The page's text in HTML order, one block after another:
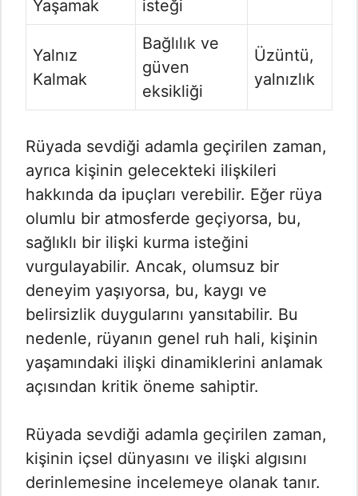
Yaşamak isteği
Yalnız
Kalmak
Bağlılık ve
güven
eksikliği
Üzüntü,
yalnızlık
Rüyada sevdiği adamla geçirilen zaman,
ayrıca kişinin gelecekteki ilişkileri
hakkında da ipuçları verebilir. Eğer rüya
olumlu bir atmosferde geçiyorsa, bu,
sağlıklı bir ilişki kurma isteğini
vurgulayabilir. Ancak, olumsuz bir
deneyim yaşıyorsa, bu, kaygı ve
belirsizlik duygularını yansıtabilir. Bu
nedenle, rüyanın genel ruh hali, kişinin
yaşamındaki ilişki dinamiklerini anlamak
açısından kritik öneme sahiptir.
Rüyada sevdiği adamla geçirilen zaman,
kişinin içsel dünyasını ve ilişki algısını
derinlemesine incelemeye olanak tanır.